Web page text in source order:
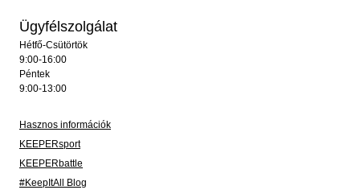
Ügyfélszolgálat
Hétfő-Csütörtök
9:00-16:00
Péntek
9:00-13:00
Hasznos információk
KEEPERsport
KEEPERbattle
#KeepItAll Blog